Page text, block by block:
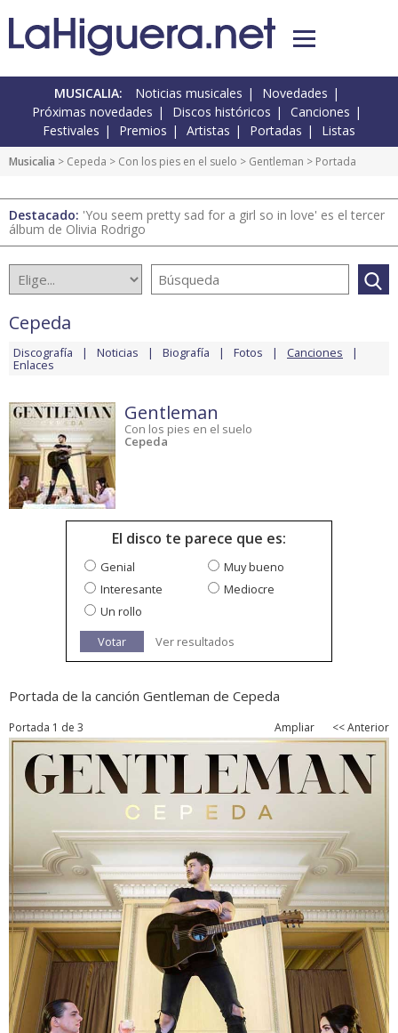
MUSICALIA: Noticias musicales
Novedades
Próximas novedades
Discos históricos
Canciones
Festivales
Premios Artistas Portadas Listas
Musicalia > Cepeda > Con los pies en el suelo > Gentleman > Portada
Destacado: 'You seem pretty sad for a girl so in love' es el tercer
álbum de Olivia Rodrigo
Cepeda
Discografía Noticias Biografía Fotos Canciones
Enlaces
Gentleman
Con los pies en el suelo
Cepeda
El disco te parece que es:
Genial
Muy bueno
Interesante
Mediocre
Un rollo
Votar
Ver resultados
Portada de la canción Gentleman de Cepeda
Portada 1 de 3 Ampliar << Anterior